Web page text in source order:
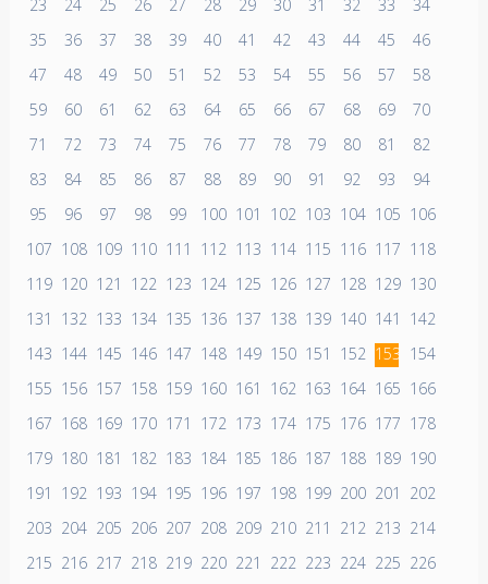
23 24 25 26 27 28 29 30 31 32 33
34
35
36 37 38 39 40 41 42 43 44 45
46
47
48 49 50 51 52 53 54 55 56 57
58
59
60 61 62 63 64 65 66 67 68 69
70
71
72 73 74 75 76 77 78 79 80 81
82
83
84 85 86 87 88 89 90 91 92 93
94
95
96 97 98 99 100 101 102 103 104 105 106
107 108 109 110 111 112 113 114 115 116 117 118
119 120 121 122 123 124 125 126 127 128 129 130
131
132 133 134 135 136 137 138 139 140 141
142
143 144 145 146 147 148 149 150 151 152 153 154
155 156 157 158 159 160 161 162 163 164 165 166
167 168 169 170 171 172 173 174 175 176 177 178
179 180 181 182 183 184 185 186 187 188 189 190
191
192 193 194 195 196 197 198 199 200 201
202
203 204 205 206 207 208 209 210 211 212 213 214
215 216 217 218 219 220 221 222 223 224 225 226